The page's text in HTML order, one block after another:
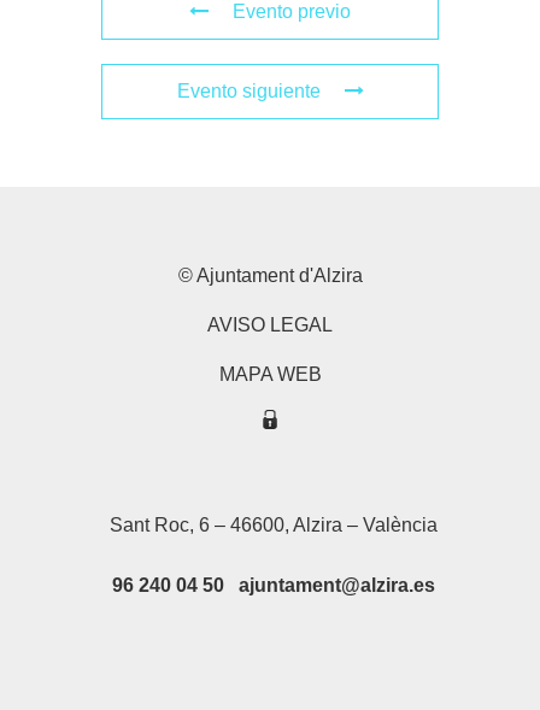
Evento previo
Evento siguiente
© Ajuntament d'Alzira
AVISO LEGAL
MAPA WEB
Sant Roc, 6 – 46600, Alzira – València
96 240 04 50 ajuntament@alzira.es